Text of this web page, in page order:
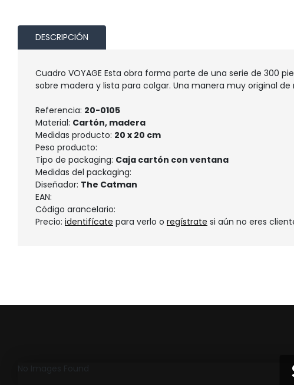
DESCRIPCIÓN
Cuadro VOYAGE Esta obra forma parte de una serie de 300
sobre madera y lista para colgar. Una manera muy original
Referencia: 20-0105
Material: Cartón, madera
Medidas producto: 20 x 20 cm
Peso producto:
Tipo de packaging: Caja cartón con ventana
Medidas del packaging:
Diseñador: The Catman
EAN:
Código arancelario:
Precio: identifícate para verlo o regístrate si aún no eres